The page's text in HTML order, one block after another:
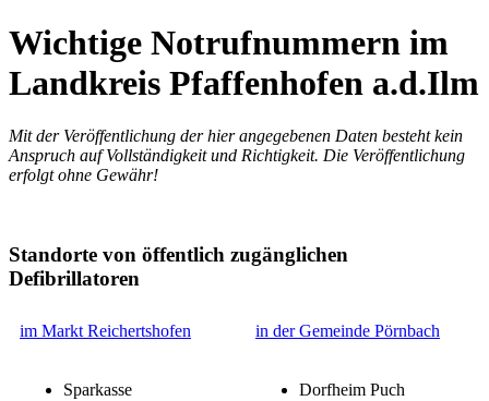
Wichtige Notrufnummern im
Landkreis Pfaffenhofen a.d.Ilm
Mit der Veröffentlichung der hier angegebenen Daten besteht kein
Anspruch auf Vollständigkeit und Richtigkeit. Die Veröffentlichung
erfolgt ohne Gewähr!
Standorte von öffentlich zugänglichen
Defibrillatoren
im Markt Reichertshofen in der Gemeinde Pörnbach
Sparkasse
Dorfheim Puch